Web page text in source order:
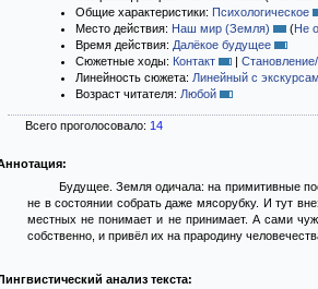
Общие характеристики: Психологическое
Место действия: Наш мир (Земля) (Не
Время действия: Далёкое будущее
Сюжетные ходы: Контакт |
Линейность сюжета: Линейный с
Возраст читателя: Любой
Всего проголосовало: 14
Будущее. Земля одичала: на примитивные
не в состоянии собрать даже мясорубку. И тут
местных не понимает и не принимает. А сами
собственно, и привёл их на прародину
анализ текста: